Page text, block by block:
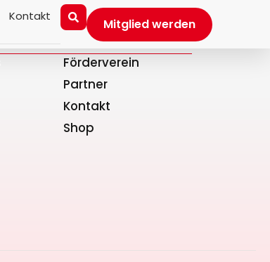
Kontakt
Mitglied werden
Sonstiges
Förderverein
Partner
Kontakt
Shop